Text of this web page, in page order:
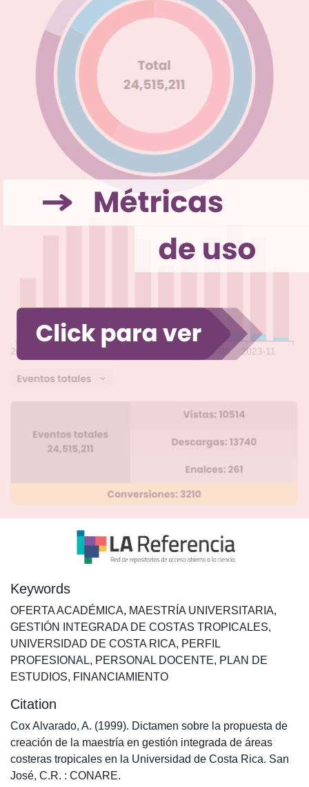
Keywords
OFERTA ACADÉMICA, MAESTRÍA UNIVERSITARIA,
GESTIÓN INTEGRADA DE COSTAS TROPICALES,
UNIVERSIDAD DE COSTA RICA, PERFIL
PROFESIONAL, PERSONAL DOCENTE, PLAN DE
ESTUDIOS, FINANCIAMIENTO
Citation
Cox Alvarado, A. (1999). Dictamen sobre la propuesta de
creación de la maestría en gestión integrada de áreas
costeras tropicales en la Universidad de Costa Rica. San
José, C.R. : CONARE.